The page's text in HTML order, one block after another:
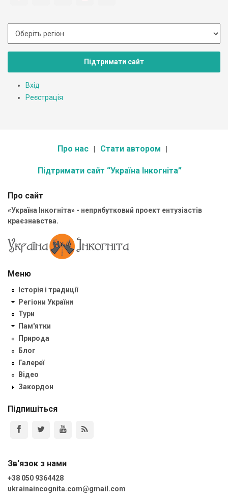
Підтримати сайт
Вхід
Реєстрація
Про нас Стати автором
Підтримати сайт “Україна Інкогніта”
Про сайт
«Україна Інкогніта» - неприбутковий проект ентузіастів
краєзнавства.
Меню
Історія і традиції
Регіони України
Тури
Пам'ятки
Природа
Блог
Галереї
Відео
Закордон
Підпишіться
Зв'язок з нами
+38 050 9364428
ukrainaincognita.com@gmail.com